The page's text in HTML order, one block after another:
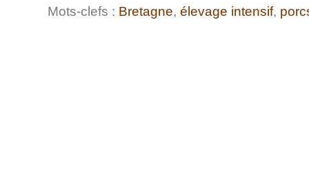
Mots-clefs : Bretagne, élevage intensif,